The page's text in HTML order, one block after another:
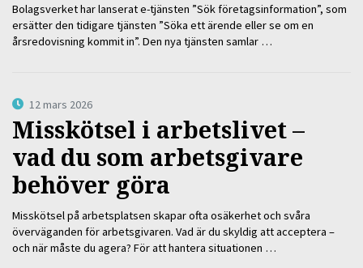
Bolagsverket har lanserat e-tjänsten ”Sök företagsinformation”, som
ersätter den tidigare tjänsten ”Söka ett ärende eller se om en
årsredovisning kommit in”. Den nya tjänsten samlar …
12 mars 2026
Misskötsel i arbetslivet –
vad du som arbetsgivare
behöver göra
Misskötsel på arbetsplatsen skapar ofta osäkerhet och svåra
överväganden för arbetsgivaren. Vad är du skyldig att acceptera –
och när måste du agera? För att hantera situationen …